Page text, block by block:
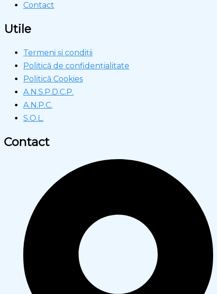
Contact
Utile
Termeni și condiții
Politică de confidențialitate
Politică Cookies
A.N.S.P.D.C.P.
A.N.P.C.
S.O.L.
Contact